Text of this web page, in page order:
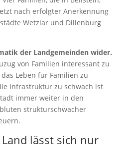
nach erfolgter Anerkennung
Wetzlar und Dillenburg
der Landgemeinden wider.
von Familien interessant zu
Leben für Familien zu
Infrastruktur zu schwach ist
immer weiter in den
strukturschwacher
lässt sich nur